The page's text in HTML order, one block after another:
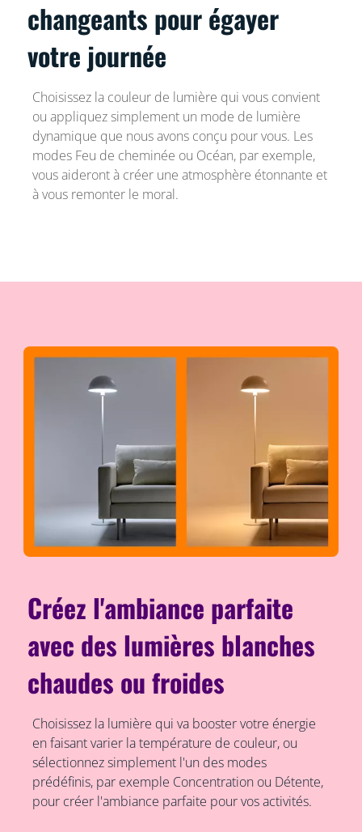
changeants pour égayer
votre journée
Choisissez la couleur de lumière qui vous convient
ou appliquez simplement un mode de lumière
dynamique que nous avons conçu pour vous. Les
modes Feu de cheminée ou Océan, par exemple,
vous aideront à créer une atmosphère étonnante et
à vous remonter le moral.
Créez l'ambiance parfaite
avec des lumières blanches
chaudes ou froides
Choisissez la lumière qui va booster votre énergie
en faisant varier la température de couleur, ou
sélectionnez simplement l'un des modes
prédéfinis, par exemple Concentration ou Détente,
pour créer l'ambiance parfaite pour vos activités.